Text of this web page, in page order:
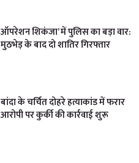
ऑपरेशन शिकंजा’ में पुलिस का बड़ा वार:
मुठभेड़ के बाद दो शातिर गिरफ्तार
बांदा के चर्चित दोहरे हत्याकांड में फरार
आरोपी पर कुर्की की कार्रवाई शुरू